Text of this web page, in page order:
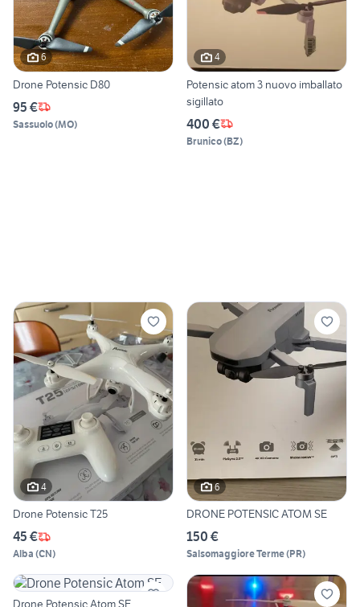
6
Drone Potensic D80
95 €
Sassuolo(MO)
4
Potensic atom 3 nuovo imballato
sigillato
400 €
Brunico(BZ)
4
Drone Potensic T25
45 €
Alba (CN)
6
DRONE POTENSIC ATOM SE
150 €
Salsomaggiore Terme(PR)
Drone Potensic Atom SE